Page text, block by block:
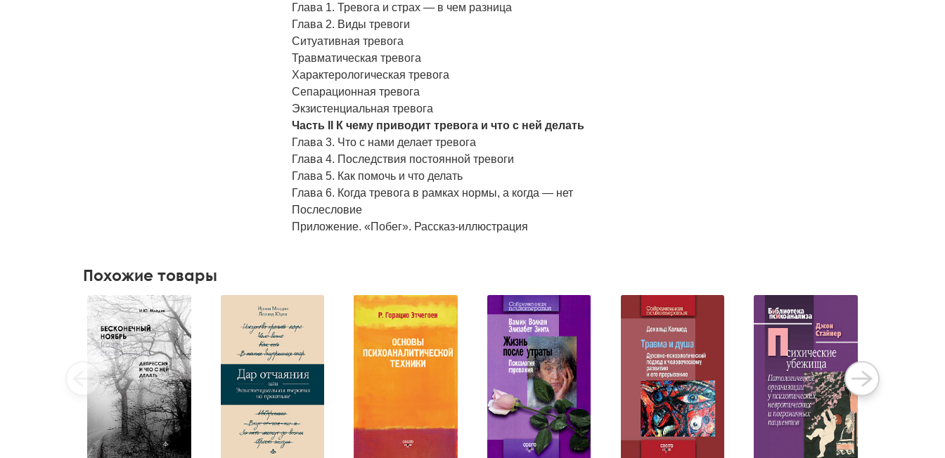
Глава 1. Тревога и страх — в чем разница
Глава 2. Виды тревоги
Ситуативная тревога
Травматическая тревога
Характерологическая тревога
Сепарационная тревога
Экзистенциальная тревога
Часть II К чему приводит тревога и что с ней делать
Глава 3. Что с нами делает тревога
Глава 4. Последствия постоянной тревоги
Глава 5. Как помочь и что делать
Глава 6. Когда тревога в рамках нормы, а когда — нет
Послесловие
Приложение. «Побег». Рассказ-иллюстрация
Похожие товары